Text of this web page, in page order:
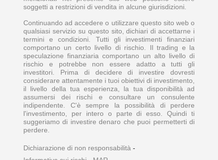
soggetti a restrizioni di vendita in alcune giurisdizioni.
Continuando ad accedere o utilizzare questo sito web o
qualsiasi servizio su questo sito, dichiari di accettarne i
termini e condizioni. Tutti gli investimenti finanziari
comportano un certo livello di rischio. Il trading e la
speculazione finanziaria comportano un alto livello di
rischio e potrebbe non essere adatto a tutti gli
investitori. Prima di decidere di investire dovresti
considerare attentamente i tuoi obiettivi di investimento,
il livello della tua esperienza, la tua disponibilità ad
assumersi dei rischi e consultare un consulente
indipendente. C'è sempre la possibilità di perdere
l'investimento, per intero o parte di esso. Quindi ti
suggeriamo di investire denaro che puoi permetterti di
perdere.
Dichiarazione di non responsabilità -